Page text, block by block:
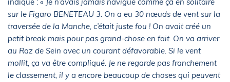
indiqué : « Je n’avais jamais navigué comme ça en solitaire
sur le Figaro BENETEAU 3. On a eu 30 nœuds de vent sur la
traversée de la Manche, c’était juste fou ! On avait créé un
petit break mais pour pas grand-chose en fait. On va arriver
au Raz de Sein avec un courant défavorable. Si le vent
mollit, ça va être compliqué. Je ne regarde pas franchement
le classement, il y a encore beaucoup de choses qui peuvent